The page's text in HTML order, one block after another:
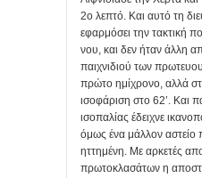
2ο λεπτό. Και αυτό τη
εφαρμόσει την τακτική
νου, και δεν ήταν άλλη
παιχνιδιού των
πρώτο ημίχρονο, αλλά
ισοφάριση στο 62’. Και
ισοπαλίας έδειχνε
όμως ένα μάλλον αστείο
ηττημένη. Με αρκετές
πρωτοκλασάτων η